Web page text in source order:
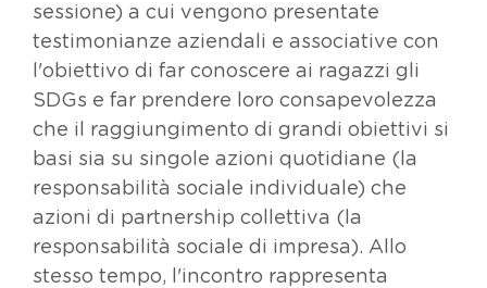
sessione) a cui vengono presentate
testimonianze aziendali e associative con
l'obiettivo di far conoscere ai ragazzi gli
SDGs e far prendere loro consapevolezza
che il raggiungimento di grandi obiettivi si
basi sia su singole azioni quotidiane (la
responsabilità sociale individuale) che
azioni di partnership collettiva (la
responsabilità sociale di impresa). Allo
stesso tempo, l'incontro rappresenta